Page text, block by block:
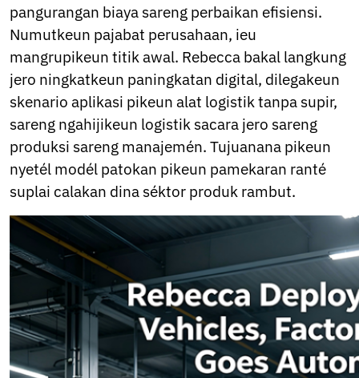
pangurangan biaya sareng perbaikan efisiensi.
Numutkeun pajabat perusahaan, ieu
mangrupikeun titik awal. Rebecca bakal langkung
jero ningkatkeun paningkatan digital, dilegakeun
skenario aplikasi pikeun alat logistik tanpa supir,
sareng ngahijikeun logistik sacara jero sareng
produksi sareng manajemén. Tujuanana pikeun
nyetél modél patokan pikeun pamekaran ranté
suplai calakan dina séktor produk rambut.